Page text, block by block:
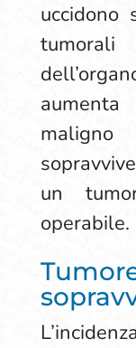
uccidono
un
operabile.